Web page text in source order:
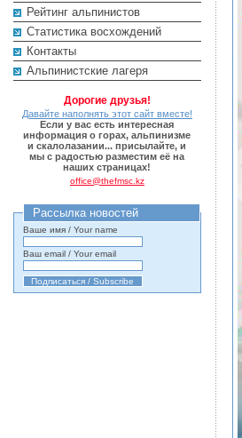
Рейтинг альпинистов
Cтатистика восхождений
Контакты
Альпинистские лагеря
Дорогие друзья!
Давайте наполнять этот сайт вместе!
Если у вас есть интересная
информация о горах, альпинизме
и скалолазании... присылайте, и
мы с радостью разместим её на
наших страницах!
office@thefmsc.kz
Рассылка новостей
Ваше имя / Your name
Ваш email / Your email